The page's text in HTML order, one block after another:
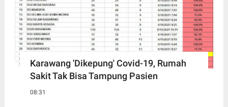
Karawang 'Dikepung' Covid-19, Rumah
Sakit Tak Bisa Tampung Pasien
08:31